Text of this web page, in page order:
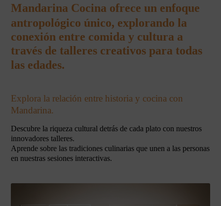
Mandarina Cocina ofrece un enfoque
antropológico único, explorando la
conexión entre comida y cultura a
través de talleres creativos para todas
las edades.
Explora la relación entre historia y cocina con
Mandarina.
Descubre la riqueza cultural detrás de cada plato con nuestros
innovadores talleres.
Aprende sobre las tradiciones culinarias que unen a las personas
en nuestras sesiones interactivas.